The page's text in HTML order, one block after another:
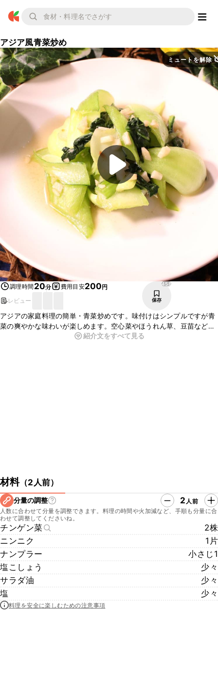
アジア風青菜炒め
ミュートを解除
調理時間 20分 費用目安200円
レビュー
458
保存
アジアの家庭料理の簡単・青菜炒めです。味付けはシンプルですが青
菜の爽やかな味わいが楽しめます。空心菜やほうれん草、豆苗などで
も美味しくできます。青菜炒めを家で食べたくて作ってみたら激ウ
紹介文をすべて見る
材料（2人前）
分量の調整 2 人前
人数に合わせて分量を調整できます。料理の時間や火加減など、手順も分量に合
わせて調整してくださいね。
チンゲン菜
2株
ニンニク
1片
ナンプラー
小さじ1
塩こしょう
少々
サラダ油
少々
塩
少々
料理を安全に楽しむための注意事項